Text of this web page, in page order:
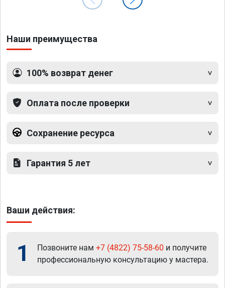
Наши преимущества
100% возврат денег
Оплата после проверки
Сохранение ресурса
Гарантия 5 лет
Ваши действия:
1 Позвоните нам +7 (4822) 75-58-60 и получите
профессиональную консультацию у мастера.